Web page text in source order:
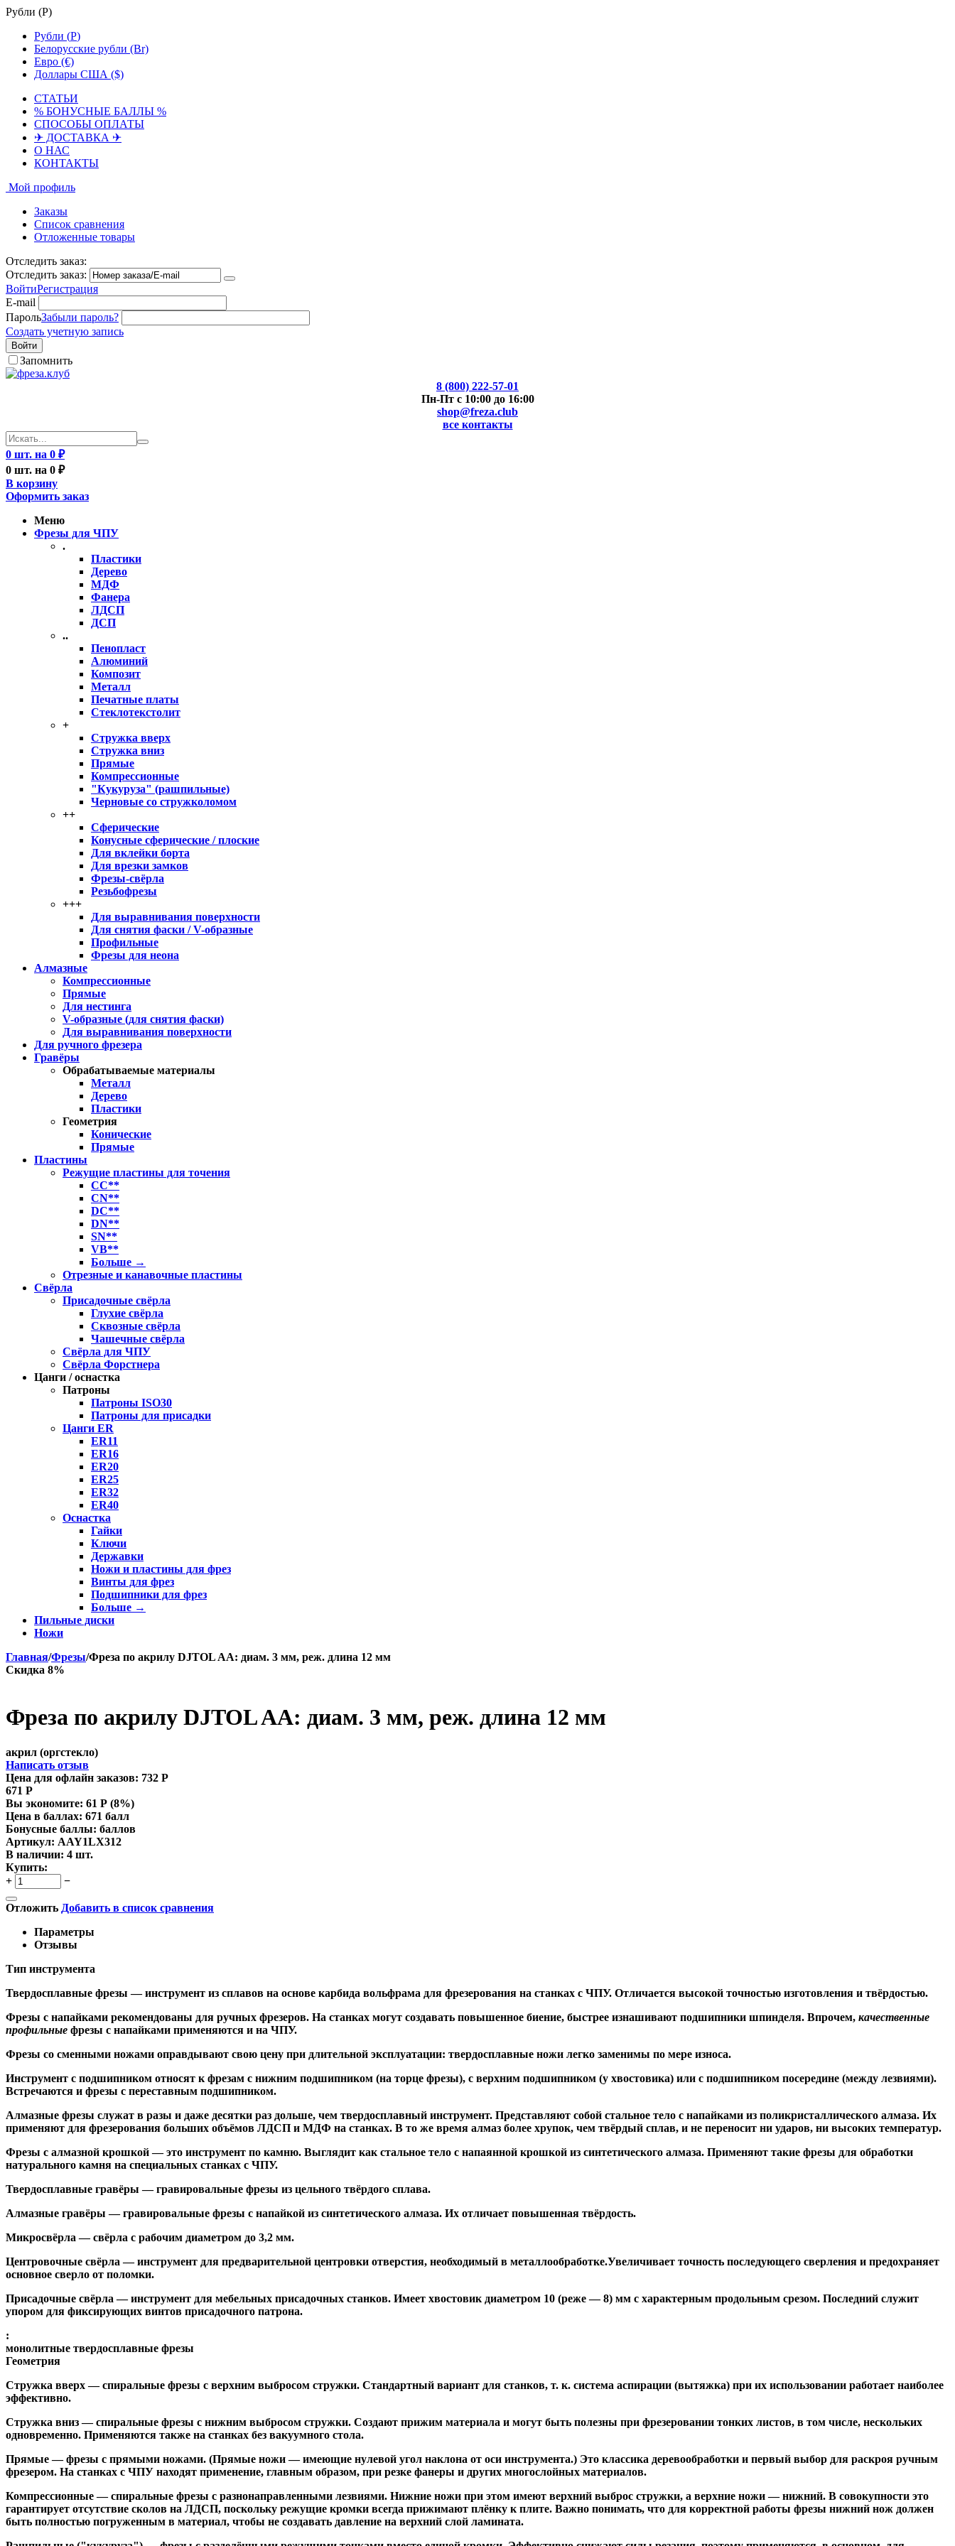
Рубли (Р)
Рубли (Р)
Белорусские рубли (Br)
Евро (€)
Доллары США ($)
СТАТЬИ
% БОНУСНЫЕ БАЛЛЫ %
СПОСОБЫ ОПЛАТЫ
✈ ДОСТАВКА ✈
О НАС
КОНТАКТЫ
Мой профиль
Заказы
Список сравнения
Отложенные товары
Отследить заказ:
Отследить заказ:
ВойтиРегистрация
E-mail
ПарольЗабыли пароль?
Создать учетную запись
Войти
Запомнить
8 (800) 222-57-01
Пн-Пт с 10:00 до 16:00
shop@freza.club
все контакты
0 шт. на 0 ₽
0 шт. на 0 ₽
В корзину
Оформить заказ
Меню
Фрезы для ЧПУ
.
Пластики
Дерево
МДФ
Фанера
ЛДСП
ДСП
..
Пенопласт
Алюминий
Композит
Металл
Печатные платы
Стеклотекстолит
+
Стружка вверх
Стружка вниз
Прямые
Компрессионные
"Кукуруза" (рашпильные)
Черновые со стружколомом
++
Сферические
Конусные сферические / плоские
Для вклейки борта
Для врезки замков
Фрезы-свёрла
Резьбофрезы
+++
Для выравнивания поверхности
Для снятия фаски / V-образные
Профильные
Фрезы для неона
Алмазные
Компрессионные
Прямые
Для нестинга
V-образные (для снятия фаски)
Для выравнивания поверхности
Для ручного фрезера
Гравёры
Обрабатываемые материалы
Металл
Дерево
Пластики
Геометрия
Конические
Прямые
Пластины
Режущие пластины для точения
CC**
CN**
DC**
DN**
SN**
VB**
Больше →
Отрезные и канавочные пластины
Свёрла
Присадочные свёрла
Глухие свёрла
Сквозные свёрла
Чашечные свёрла
Свёрла для ЧПУ
Свёрла Форстнера
Цанги / оснастка
Патроны
Патроны ISO30
Патроны для присадки
Цанги ER
ER11
ER16
ER20
ER25
ER32
ER40
Оснастка
Гайки
Ключи
Державки
Ножи и пластины для фрез
Винты для фрез
Подшипники для фрез
Больше →
Пильные диски
Ножи
Главная/Фрезы/Фреза по акрилу DJTOL AA: диам. 3 мм, реж. длина 12 мм
Скидка 8%
Фреза по акрилу DJTOL AA: диам. 3 мм, реж. длина 12 мм
акрил (оргстекло)
Написать отзыв
Цена для офлайн заказов: 732 Р
671 Р
Вы экономите: 61 Р (8%)
Цена в баллах: 671 балл
Бонусные баллы: баллов
Артикул: AAY1LX312
В наличии: 4 шт.
Купить:
+
−
Отложить Добавить в список сравнения
Параметры
Отзывы
Тип инструмента
Твердосплавные фрезы — инструмент из сплавов на основе карбида вольфрама для фрезерования на станках с ЧПУ. Отличается высокой точностью изготовления и твёрдостью.
Фрезы с напайками рекомендованы для ручных фрезеров. На станках могут создавать повышенное биение, быстрее изнашивают подшипники шпинделя. Впрочем, качественные
профильные фрезы с напайками применяются и на ЧПУ.
Фрезы со сменными ножами оправдывают свою цену при длительной эксплуатации: твердосплавные ножи легко заменимы по мере износа.
Инструмент с подшипником относят к фрезам с нижним подшипником (на торце фрезы), с верхним подшипником (у хвостовика) или с подшипником посередине (между лезвиями).
Встречаются и фрезы с переставным подшипником.
Алмазные фрезы служат в разы и даже десятки раз дольше, чем твердосплавный инструмент. Представляют собой стальное тело с напайками из поликристаллического алмаза. Их
применяют для фрезерования больших объёмов ЛДСП и МДФ на станках. В то же время алмаз более хрупок, чем твёрдый сплав, и не переносит ни ударов, ни высоких температур.
Фрезы с алмазной крошкой— это инструмент по камню. Выглядит как стальное тело с напаянной крошкой из синтетического алмаза. Применяют такие фрезы для обработки
натурального камня на специальных станках с ЧПУ.
Твердосплавные гравёры — гравировальные фрезы из цельного твёрдого сплава.
Алмазные гравёры — гравировальные фрезы с напайкой из синтетического алмаза. Их отличает повышенная твёрдость.
Микросвёрла — свёрла с рабочим диаметром до 3,2 мм.
Центровочные свёрла — инструмент для предварительной центровки отверстия, необходимый в металлообработке.Увеличивает точность последующего сверления и предохраняет
основное сверло от поломки.
Присадочные свёрла — инструмент для мебельных присадочных станков. Имеет хвостовик диаметром 10 (реже — 8) мм с характерным продольным срезом. Последний служит
упором для фиксирующих винтов присадочного патрона.
:
монолитные твердосплавные фрезы
Геометрия
Стружка вверх— спиральные фрезы с верхним выбросом стружки. Стандартный вариант для станков, т. к. система аспирации (вытяжка) при их использовании работает наиболее
эффективно.
Стружка вниз— спиральные фрезы с нижним выбросом стружки. Создают прижим материала и могут быть полезны при фрезеровании тонких листов, в том числе, нескольких
одновременно. Применяются также на станках без вакуумного стола.
Прямые— фрезы с прямыми ножами. (Прямые ножи — имеющие нулевой угол наклона от оси инструмента.) Это классика деревообработки и первый выбор для раскроя ручным
фрезером. На станках с ЧПУ находят применение, главным образом, при резке фанеры и других многослойных материалов.
Компрессионные— спиральные фрезы с разнонаправленными лезвиями. Нижние ножи при этом имеют верхний выброс стружки, а верхние ножи — нижний. В совокупности это
гарантирует отсутствие сколов на ЛДСП, поскольку режущие кромки всегда прижимают плёнку к плите. Важно понимать, что для корректной работы фрезы нижний нож должен
быть полностью погруженным в материал, чтобы не создавать давление на верхний слой ламината.